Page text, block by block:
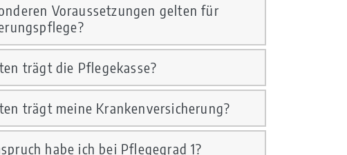
Voraussetzungen gelten für
trägt die Pflegekasse?
trägt meine Krankenversicherung?
habe ich bei Pflegegrad 1?